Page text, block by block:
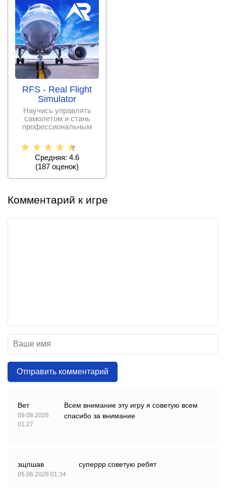
RFS - Real Flight
Simulator
Научись управлять
самолетом и стань
профессиональным
Средняя: 4.6
(187 оценок)
Комментарий к игре
Отправить комментарий
Вет
09.08.2026
01:27
Всем внимание эту игру я советую всем
спасибо за внимание
зщпшав
05.06.2026 01:34
суперрр советую ребят